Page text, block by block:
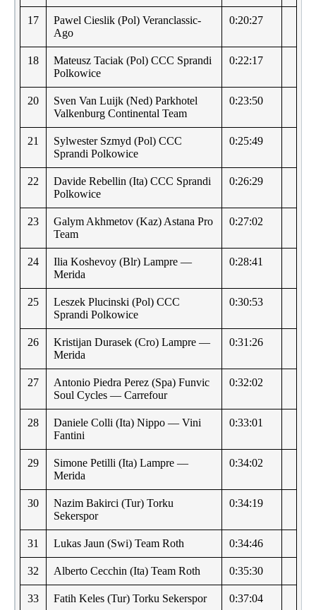
17
Pawel Cieslik (Pol) Veranclassic-
Ago
0:20:27
18
Mateusz Taciak (Pol) CCC Sprandi
Polkowice
0:22:17
20
Sven Van Luijk (Ned) Parkhotel
Valkenburg Continental Team
0:23:50
21
Sylwester Szmyd (Pol) CCC
Sprandi Polkowice
0:25:49
22
Davide Rebellin (Ita) CCC Sprandi
Polkowice
0:26:29
23
Galym Akhmetov (Kaz) Astana Pro
Team
0:27:02
24
Ilia Koshevoy (Blr) Lampre —
Merida
0:28:41
25
Leszek Plucinski (Pol) CCC
Sprandi Polkowice
0:30:53
26
Kristijan Durasek (Cro) Lampre —
Merida
0:31:26
27
Antonio Piedra Perez (Spa) Funvic
Soul Cycles — Carrefour
0:32:02
28
Daniele Colli (Ita) Nippo — Vini
Fantini
0:33:01
29
Simone Petilli (Ita) Lampre —
Merida
0:34:02
30
Nazim Bakirci (Tur) Torku
Sekerspor
0:34:19
31 Lukas Jaun (Swi) Team Roth 0:34:46
32 Alberto Cecchin (Ita) Team Roth 0:35:30
33 Fatih Keles (Tur) Torku Sekerspor 0:37:04